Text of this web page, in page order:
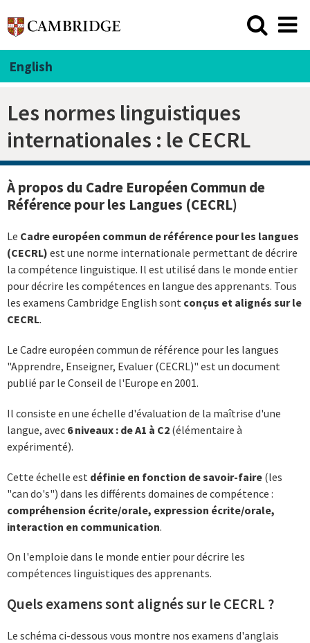
English
Les normes linguistiques
internationales : le CECRL
À propos du Cadre Européen Commun de
Référence pour les Langues (CECRL)
Le Cadre européen commun de référence pour les langues
(CECRL) est une norme internationale permettant de décrire
la compétence linguistique. Il est utilisé dans le monde entier
pour décrire les compétences en langue des apprenants. Tous
les examens Cambridge English sont conçus et alignés sur le
CECRL.
Le Cadre européen commun de référence pour les langues
"Apprendre, Enseigner, Evaluer (CECRL)" est un document
publié par le Conseil de l'Europe en 2001.
Il consiste en une échelle d'évaluation de la maîtrise d'une
langue, avec 6 niveaux : de A1 à C2 (élémentaire à
expérimenté).
Cette échelle est définie en fonction de savoir-faire (les
"can do's") dans les différents domaines de compétence :
compréhension écrite/orale, expression écrite/orale,
interaction en communication.
On l'emploie dans le monde entier pour décrire les
compétences linguistiques des apprenants.
Quels examens sont alignés sur le CECRL ?
Le schéma ci-dessous vous montre nos examens d'anglais